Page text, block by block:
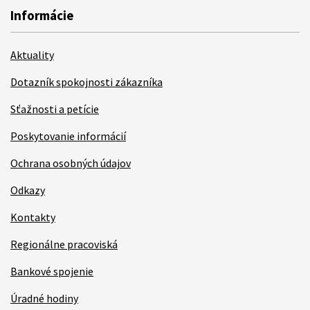
Informácie
Aktuality
Dotazník spokojnosti zákazníka
Sťažnosti a petície
Poskytovanie informácií
Ochrana osobných údajov
Odkazy
Kontakty
Regionálne pracoviská
Bankové spojenie
Úradné hodiny